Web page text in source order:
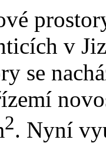
v
se
2. Nyní